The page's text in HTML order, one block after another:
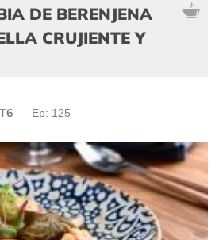
DE BERENJENA
CRUJIENTE Y
Ep: 125